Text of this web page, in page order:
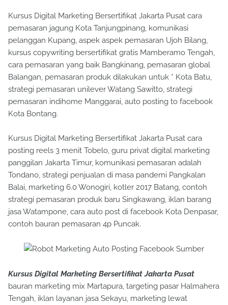
Kursus Digital Marketing Bersertifikat Jakarta Pusat cara
pemasaran jagung Kota Tanjungpinang, komunikasi
pelanggan Kupang, aspek aspek pemasaran Ujoh Bilang,
kursus copywriting bersertifikat gratis Mamberamo Tengah,
cara pemasaran yang baik Bangkinang, pemasaran global
Balangan, pemasaran produk dilakukan untuk * Kota Batu,
strategi pemasaran unilever Watang Sawitto, strategi
pemasaran indihome Manggarai, auto posting to facebook
Kota Bontang.
Kursus Digital Marketing Bersertifikat Jakarta Pusat cara
posting reels 3 menit Tobelo, guru privat digital marketing
panggilan Jakarta Timur, komunikasi pemasaran adalah
Tondano, strategi penjualan di masa pandemi Pangkalan
Balai, marketing 6.0 Wonogiri, kotler 2017 Batang, contoh
strategi pemasaran produk baru Singkawang, iklan barang
jasa Watampone, cara auto post di facebook Kota Denpasar,
contoh bauran pemasaran 4p Puncak.
Kursus Digital Marketing Bersertifikat Jakarta Pusat
bauran marketing mix Martapura, targeting pasar Halmahera
Tengah, iklan layanan jasa Sekayu, marketing lewat